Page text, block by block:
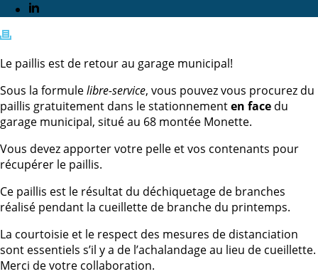
Le paillis est de retour au garage municipal!
Sous la formulelibre-service, vous pouvez vous procurez du
paillis gratuitement dans le stationnementen face du
garage municipal, situé au 68 montée Monette.
Vous devez apporter votre pelle et vos contenants pour
récupérer le paillis.
Ce paillis est le résultat du déchiquetage de branches
réalisé pendant la cueillette de branche du printemps.
La courtoisie et le respect des mesures de distanciation
sont essentiels s’il y a de l’achalandage au lieu de cueillette.
Merci de votre collaboration.